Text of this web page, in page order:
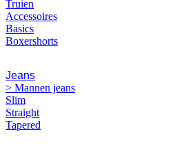
Truien
Accessoires
Basics
Boxershorts
Jeans
> Mannen jeans
Slim
Straight
Tapered